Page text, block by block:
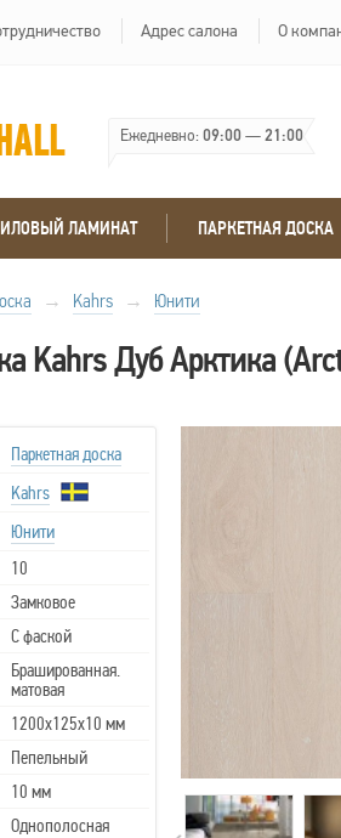
Адрес салона О
Ежедневно:09:00—21:00
ЛАМИНАТ ПАРКЕТНАЯ ДОСКА
→ Kahrs → Юнити
Kahrs Дуб Арктика
Паркетная доска
Kahrs
Юнити
10
Замковое
С фаской
Брашированная.
матовая
1200х125х10 мм
Пепельный
10 мм
Однополосная